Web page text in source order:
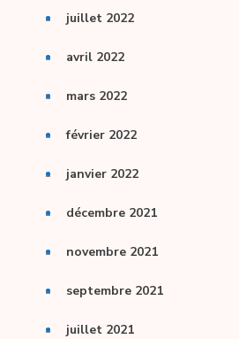
juillet 2022
avril 2022
mars 2022
février 2022
janvier 2022
décembre 2021
novembre 2021
septembre 2021
juillet 2021